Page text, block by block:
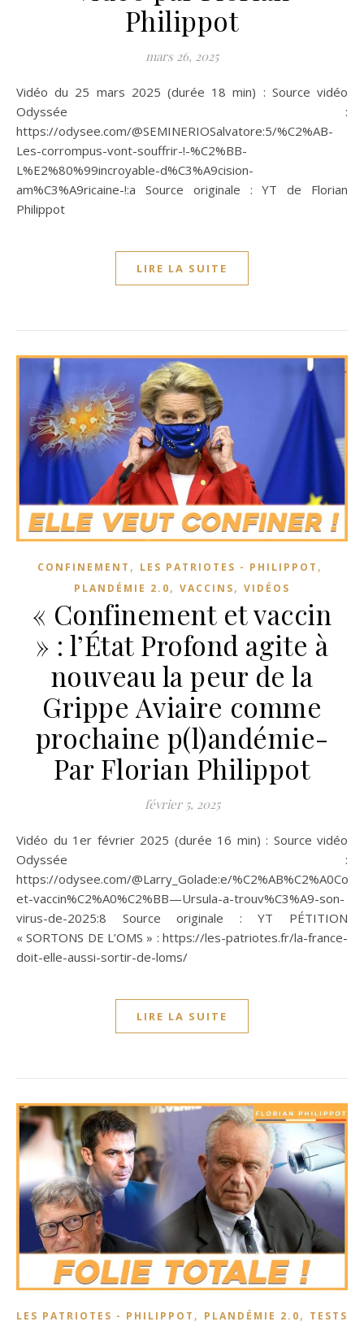
Philippot
mars 26, 2025
Vidéo du 25 mars 2025 (durée 18 min) : Source vidéo
Odyssée :
https://odysee.com/@SEMINERIOSalvatore:5/%C2%AB-
Les-corrompus-vont-souffrir-!-%C2%BB-
L%E2%80%99incroyable-d%C3%A9cision-
am%C3%A9ricaine-!:a Source originale : YT de Florian
Philippot
LIRE LA SUITE
CONFINEMENT , LES PATRIOTES - PHILIPPOT ,
PLANDÉMIE 2.0, VACCINS, VIDÉOS
« Confinement et vaccin
» : l’État Profond agite à
nouveau la peur de la
Grippe Aviaire comme
prochaine p(l)andémie-
Par Florian Philippot
février 5, 2025
Vidéo du 1er février 2025 (durée 16 min) : Source vidéo
Odyssée :
https://odysee.com/@Larry_Golade:e/
et-vaccin%C2%A0%C2%BB—Ursula-a-trouv%C3%A9-son-
virus-de-2025:8 Source originale : YT PÉTITION
« SORTONS DE L’OMS » : https://les-patriotes.fr/la-france-
doit-elle-aussi-sortir-de-loms/
LIRE LA SUITE
LES PATRIOTES - PHILIPPOT , PLANDÉMIE 2.0, TESTS